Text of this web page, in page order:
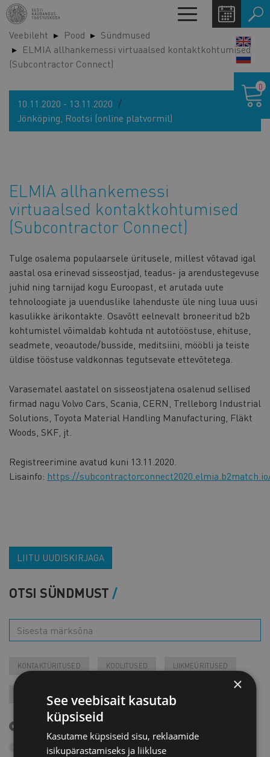
Liigu
edasi
põhisisu
juurde
Toggle
navigation
Veebileht Pood
Sündmused
ELMIA allhankemessi virtuaalsed kontaktkohtumised
(Subcontractor Connect)
10.11.2020 - 13.11.2020
Jönköping, Rootsi (online platvormil)
ELMIA allhankemessi
virtuaalsed kontaktkohtumised
(Subcontractor Connect)
Tulge osalema populaarsele üritusele, millest võtavad igal
aastal osa erinevad sisseostjad, teadus- ja arendustegevuse
juhid ning tarnijad kogu Euroopast, et arutada uute
tehnoloogiate ja uuenduslike lahenduste üle ning luua uusi
kasulikke ärikontakte. Osavõtt eelnevalt broneeritud b2b
kohtumistel võimaldab kohtuda nt autotööstuse, ehituse,
seadmete, veoautode/busside, meditsiini, mööbli ja teiste
üldise tööstuse valdkonnas tegutsevate ettevõtetega.
Varasematel aastatel on sisseostjatena osalenud sellised
firmad nagu Volvo Cars, Scania, CERN, Trelleborg Industrial
Solutions, Toyota Material Handling Manufacturing, Fläkt
Woods, SKF, jt.
Registreerimine avatud kuni 13.11.2020.
Lisainfo: https://
0
LIITU UUDISKIRJAGA
OTSI SÜNDMUST
KONTAKTÜRITUSED KOOLITUSED LIIKMEÜRITUSED
MESSID
Tulevased sündmused
Otsi arhiivist
×
See veebisait kasutab
küpsiseid
Kasutame küpsiseid sisu, reklaamide
isikupärastamiseks ja liikluse